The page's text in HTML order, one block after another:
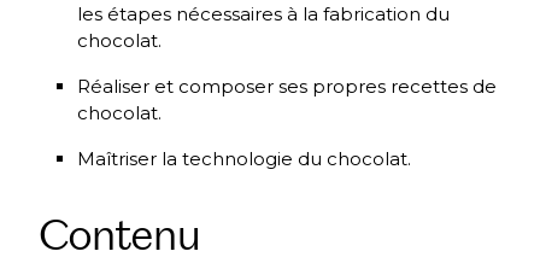
les étapes nécessaires à la fabrication du
chocolat.
Réaliser et composer ses propres recettes de
chocolat.
Maîtriser la technologie du chocolat.
Contenu